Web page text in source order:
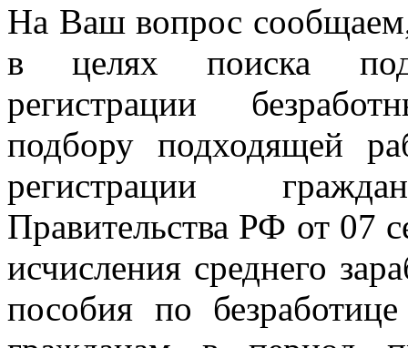
На Ваш вопрос
в целях поиска
регистрации
подбору подходящей
регистрации
Правительства РФ от 07
исчисления среднего
пособия по